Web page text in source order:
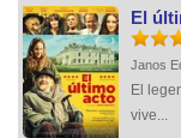
El
Janos
El
vive...